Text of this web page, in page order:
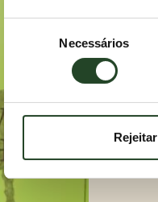
consentimento
Necessários
Rejeitar